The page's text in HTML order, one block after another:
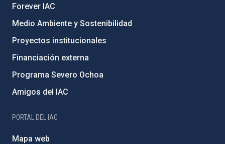
Forever IAC
Medio Ambiente y Sostenibilidad
Proyectos institucionales
Financiación externa
Programa Severo Ochoa
Amigos del IAC
PORTAL DEL IAC
Mapa web